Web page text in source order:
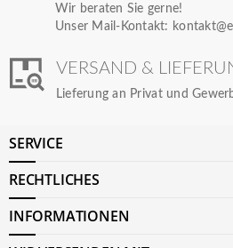
Wir beraten Sie gerne!
Unser Mail-Kontakt:
VERSAND &
Lieferung an Privat und
SERVICE
RECHTLICHES
INFORMATIONEN